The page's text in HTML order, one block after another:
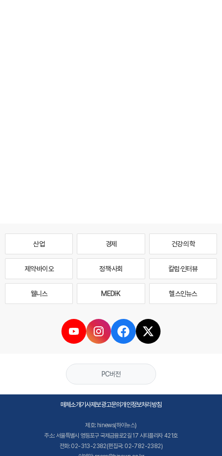
산업 경제 건강·의학
제약·바이오 정책·사회 칼럼·인터뷰
웰니스 MEDI·K 헬스인뉴스
PC버전
매체소개기사제보광고문의개인정보처리방침
제호: hinews(하이뉴스)
주소: 서울특별시 영등포구 국제금융로2길 17 시티플라자 421호
전화: 02-313-2382(편집국: 02-782-2382)